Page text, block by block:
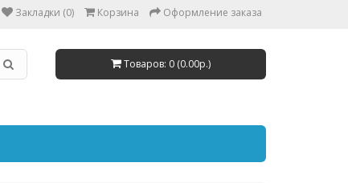
Закладки (0) Корзина Оформление заказа
Товаров: 0 (0.00р.)